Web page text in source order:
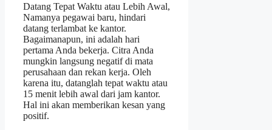
Datang Tepat Waktu atau Lebih Awal,
Namanya pegawai baru, hindari
datang terlambat ke kantor.
Bagaimanapun, ini adalah hari
pertama Anda bekerja. Citra Anda
mungkin langsung negatif di mata
perusahaan dan rekan kerja. Oleh
karena itu, datanglah tepat waktu atau
15 menit lebih awal dari jam kantor.
Hal ini akan memberikan kesan yang
positif.